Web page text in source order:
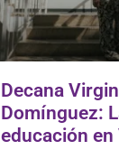
Decana
Domínguez:
educación en